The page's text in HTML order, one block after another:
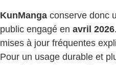
KunManga conserve donc
public engagé en avril 2026
mises à jour fréquentes
Pour un usage durable et